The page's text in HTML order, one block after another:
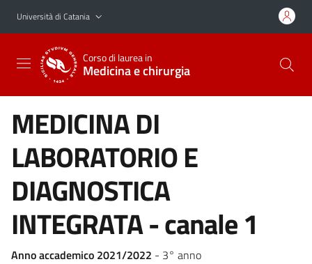
Vai al contenuto principale
Vai al menu di navigazione
Università di Catania
Corso di laurea in
Medicina e chirurgia
MEDICINA DI
LABORATORIO E
DIAGNOSTICA
INTEGRATA - canale 1
Anno accademico 2021/2022 - 3° anno